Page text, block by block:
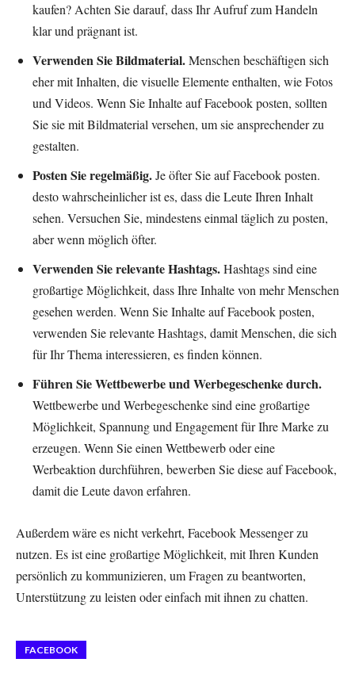
kaufen? Achten Sie darauf, dass Ihr Aufruf zum Handeln
klar und prägnant ist.
Verwenden Sie Bildmaterial.Menschen beschäftigen sich
eher mit Inhalten, die visuelle Elemente enthalten, wie Fotos
und Videos. Wenn Sie Inhalte auf Facebook posten, sollten
Sie sie mit Bildmaterial versehen, um sie ansprechender zu
gestalten.
Posten Sie regelmäßig.Je öfter Sie auf Facebook posten.
desto wahrscheinlicher ist es, dass die Leute Ihren Inhalt
sehen. Versuchen Sie, mindestens einmal täglich zu posten,
aber wenn möglich öfter.
Verwenden Sie relevante Hashtags.Hashtags sind eine
großartige Möglichkeit, dass Ihre Inhalte von mehr Menschen
gesehen werden. Wenn Sie Inhalte auf Facebook posten,
verwenden Sie relevante Hashtags, damit Menschen, die sich
für Ihr Thema interessieren, es finden können.
Führen Sie Wettbewerbe und Werbegeschenke durch.
Wettbewerbe und Werbegeschenke sind eine großartige
Möglichkeit, Spannung und Engagement für Ihre Marke zu
erzeugen. Wenn Sie einen Wettbewerb oder eine
Werbeaktion durchführen, bewerben Sie diese auf Facebook,
damit die Leute davon erfahren.
Außerdem wäre es nicht verkehrt, Facebook Messenger zu
nutzen. Es ist eine großartige Möglichkeit, mit Ihren Kunden
persönlich zu kommunizieren, um Fragen zu beantworten,
Unterstützung zu leisten oder einfach mit ihnen zu chatten.
FACEBOOK